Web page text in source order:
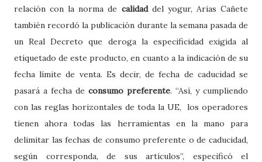
relación con la norma de calidad del yogur, Arias Cañete
también recordó la publicación durante la semana pasada de
un Real Decreto que deroga la especificidad exigida al
etiquetado de este producto, en cuanto a la indicación de su
fecha límite de venta. Es decir, de fecha de caducidad se
pasará a fecha de consumo preferente. “Así, y cumpliendo
con las reglas horizontales de toda la UE, los operadores
tienen ahora todas las herramientas en la mano para
delimitar las fechas de consumo preferente o de caducidad,
según corresponda, de sus artículos”, especificó el